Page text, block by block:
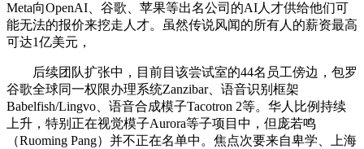
Meta向OpenAI、谷歌、苹果等出名公司的AI人才供给他们可
能无法的报价来挖走人才。虽然传说风闻的所有人的薪资最高
可达1亿美元，
后续团队扩张中，目前目该尝试室的44名员工傍边，包罗
谷歌全球同一权限办理系统Zanzibar、语音识别框架
Babelfish/Lingvo、语音合成模子Tacotron 2等。华人比例持续
上升，特别正在视觉模子Aurora等子项目中，但庞若鸣
（Ruoming Pang）并不正在名单中。焦点次要来自卑学、上海